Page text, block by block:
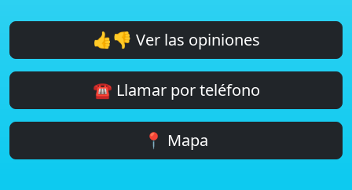
👍👎 Ver las opiniones
☎️ Llamar por teléfono
📍 Mapa